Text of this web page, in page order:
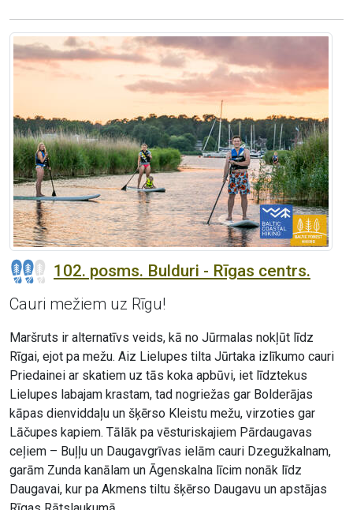
102. posms. Bulduri - Rīgas centrs.
Cauri mežiem uz Rīgu!
Maršruts ir alternatīvs veids, kā no Jūrmalas nokļūt līdz
Rīgai, ejot pa mežu. Aiz Lielupes tilta Jūrtaka izlīkumo cauri
Priedainei ar skatiem uz tās koka apbūvi, iet līdztekus
Lielupes labajam krastam, tad nogriežas gar Bolderājas
kāpas dienviddaļu un šķērso Kleistu mežu, virzoties gar
Lāčupes kapiem. Tālāk pa vēsturiskajiem Pārdaugavas
ceļiem – Buļļu un Daugavgrīvas ielām cauri Dzegužkalnam,
garām Zunda kanālam un Āgenskalna līcim nonāk līdz
Daugavai, kur pa Akmens tiltu šķērso Daugavu un apstājas